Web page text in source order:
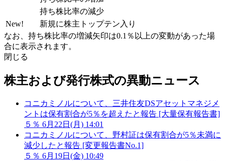
持ち株比率の減少
New!
新規に株主トップテン入り
なお、持ち株比率の増減矢印は0.1％以上の変動があった場
合に表示されます。
閉じる
株主および発行株式の異動ニュース
コニカミノルについて、三井住友DSアセットマネジメ
ントは保有割合が5％を超えたと報告 [大量保有報告書]
５％ 6月22日(月) 14:01
コニカミノルについて、野村証は保有割合が5％未満に
減少したと報告 [変更報告書No.1]
５％ 6月19日(金) 10:49